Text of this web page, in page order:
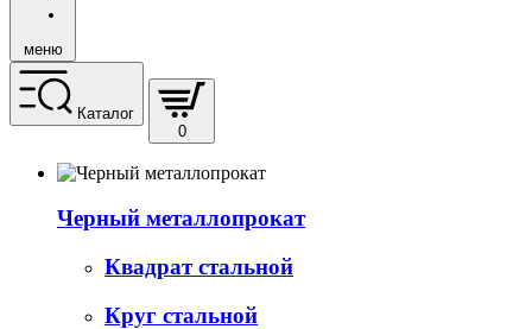
меню
Каталог
0
Черный металлопрокат
Квадрат стальной
Круг стальной